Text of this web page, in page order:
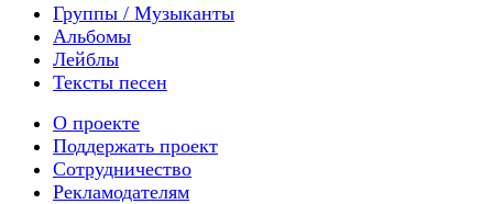
Группы / Музыканты
Альбомы
Лейблы
Тексты песен
О проекте
Поддержать проект
Сотрудничество
Рекламодателям